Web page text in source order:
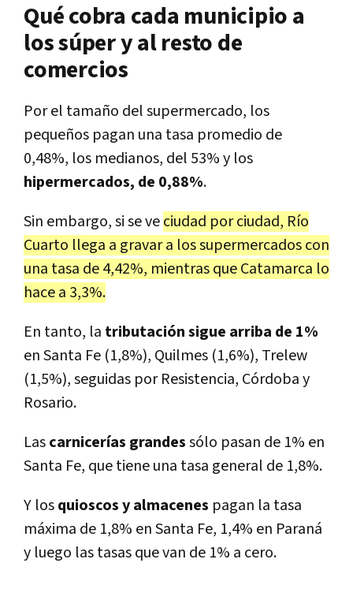
Qué cobra cada municipio a
los súper y al resto de
comercios
Por el tamaño del supermercado, los
pequeños pagan una tasa promedio de
0,48%, los medianos, del 53% y los
hipermercados, de 0,88%.
Sin embargo, si se veciudad por ciudad, Río
Cuarto llega a gravar a los supermercados con
una tasa de 4,42%, mientras que Catamarca lo
hace a 3,3%.
En tanto, la tributación sigue arriba de 1%
en Santa Fe (1,8%), Quilmes (1,6%), Trelew
(1,5%), seguidas por Resistencia, Córdoba y
Rosario.
Lascarnicerías grandessólo pasan de 1% en
Santa Fe, que tiene una tasa general de 1,8%.
Y losquioscos y almacenes pagan la tasa
máxima de 1,8% en Santa Fe, 1,4% en Paraná
y luego las tasas que van de 1% a cero.